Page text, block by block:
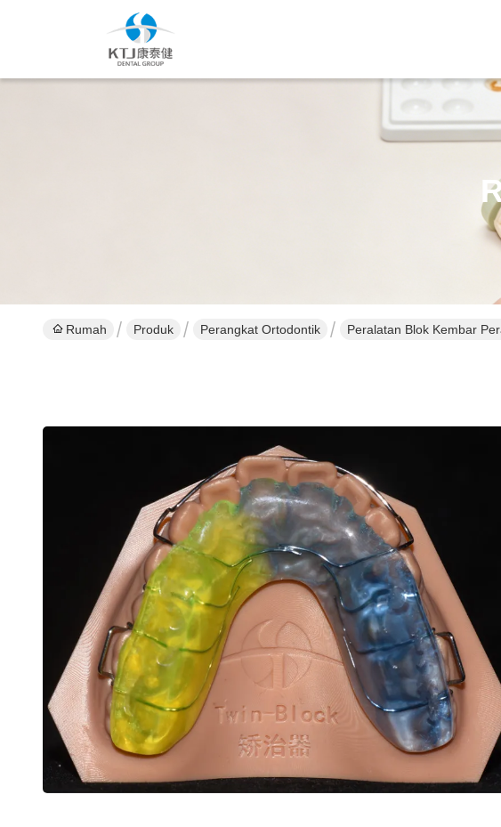
Rumah Produk Perangkat Ortodontik Peralatan Blok Kembar